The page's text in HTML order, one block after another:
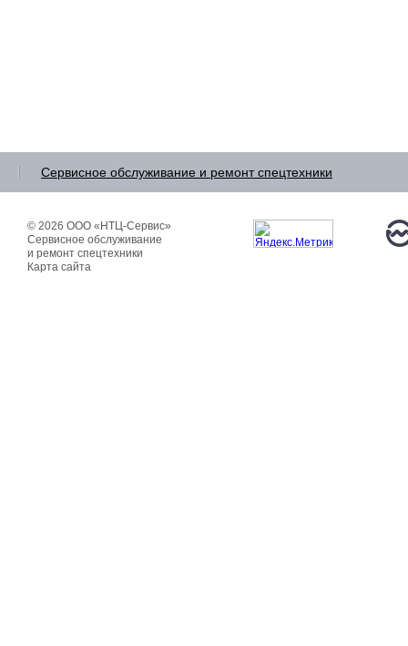
Сервисное обслуживание и ремонтспецтехники
© 2026 ООО «НТЦ-Сервис»
Сервисное обслуживание
и ремонт спецтехники
Карта сайта